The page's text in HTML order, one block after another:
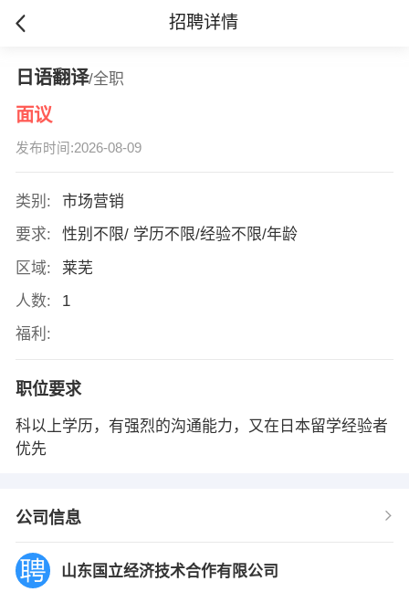
招聘详情
日语翻译/全职
面议
发布时间:2026-08-09
类别:
市场营销
要求:
性别不限/ 学历不限/经验不限/年龄
区域:
莱芜
人数:
1
福利:
职位要求
科以上学历，有强烈的沟通能力，又在日本留学经验者
优先
公司信息
山东国立经济技术合作有限公司